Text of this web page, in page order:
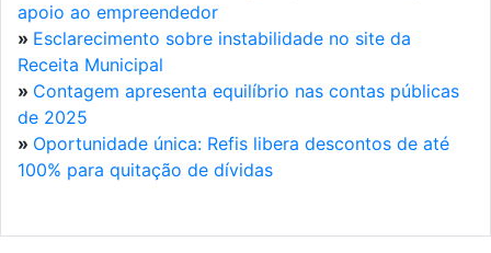
apoio ao empreendedor
» Esclarecimento sobre instabilidade no site da
Receita Municipal
» Contagem apresenta equilíbrio nas contas públicas
de 2025
» Oportunidade única: Refis libera descontos de até
100% para quitação de dívidas